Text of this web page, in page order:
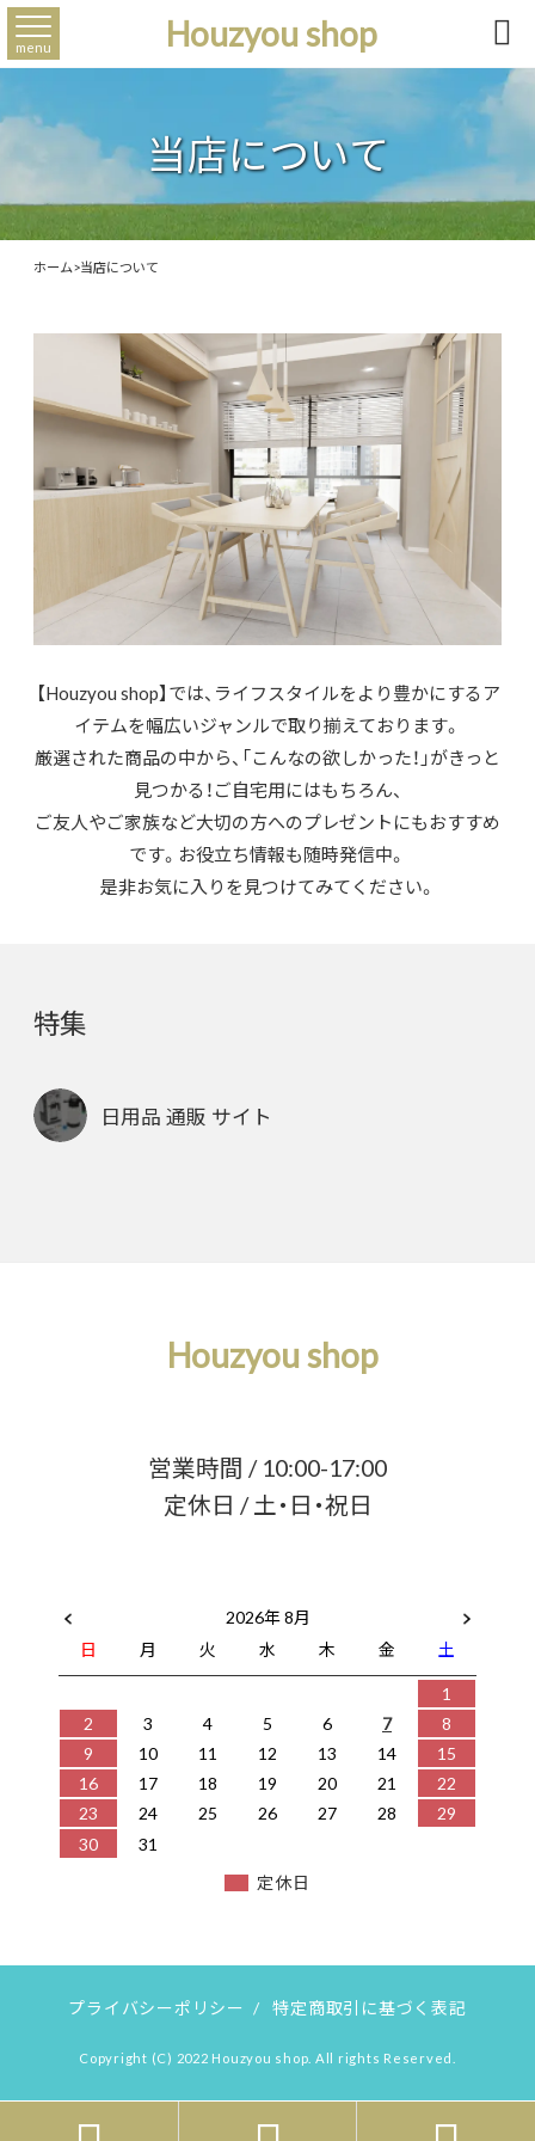
Houzyou shop
menu 
当店について
ホーム>当店について
【Houzyou shop】では、ライフスタイルをより豊かにするア
イテムを幅広いジャンルで取り揃えております。
厳選された商品の中から、「こんなの欲しかった！」がきっと
見つかる！ご自宅用にはもちろん、
ご友人やご家族など大切の方へのプレゼントにもおすすめ
です。お役立ち情報も随時発信中。
是非お気に入りを見つけてみてください。
特集
日用品 通販 サイト
Houzyou shop
営業時間 / 10:00-17:00
定休日 / 土・日・祝日
2026年 8月
日
月 火 水 木 金
土
1
2
3 4 5 6 7
8
9
10 11 12 13 14
15
16
17 18 19 20 21
22
23
24 25 26 27 28
29
30
31
定休日
プライバシーポリシー / 特定商取引に基づく表記
Copyright (C) 2022 Houzyou shop. All rights Reserved.